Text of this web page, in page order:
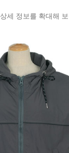
상세 정보를 확대해